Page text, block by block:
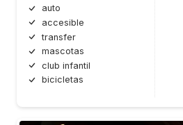
auto
accesible
transfer
mascotas
club infantil
bicicletas